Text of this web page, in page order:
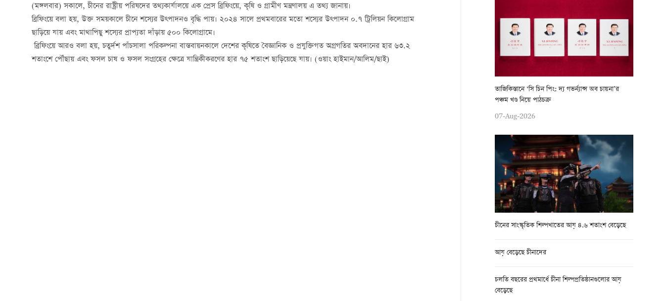
(মঙ্গলবার) সকালে, চীনের রাষ্ট্রীয় পরিষদের তথ্যকার্যালয়ে এক প্রেস ব্রিফিংয়ে, কৃষি ও গ্রামীণ মন্ত্রণালয় এ তথ্য জানায়।
ব্রিফিংয়ে বলা হয়, উক্ত সময়কালে চীনে শস্যের উত্পাদনও বৃদ্ধি পায়। ২০২৪ সালে প্রথমবারের মতো শস্যের উত্পাদন ০.৭ ট্রিলিয়ন কিলোগ্রাম
ছাড়িয়ে যায় এবং মাথাপিছু শস্যের প্রাপ্যতা দাঁড়ায় ৫০০ কিলোগ্রামে।
ব্রিফিংয়ে আরও বলা হয়, চতুর্দশ পাঁচসালা পরিকল্পনা বাস্তবায়নকালে দেশের কৃষিতে বৈজ্ঞানিক ও প্রযুক্তিগত অগ্রগতির অবদানের হার ৬৩.২
শতাংশে পৌঁছায় এবং ফসল চাষ ও ফসল সংগ্রহের ক্ষেত্রে যান্ত্রিকীকরণের হার ৭৫ শতাংশ ছাড়িয়েছে যায়। (ওয়াং হাইমান/আলিম/ছাই)
তাজিকিস্তানে ‘সি চিন পিং: দ্য গভর্ন্যান্স অব চায়না’র
পঞ্চম খণ্ড নিয়ে পাঠচক্র
07-Aug-2026
চীনের সাংস্কৃতিক শিল্পখাতের আয় ৪.৬ শতাংশ বেড়েছে
আয় বেড়েছে চীনাদের
চলতি বছরের প্রথমার্ধে চীনা শিল্পপ্রতিষ্ঠানগুলোর আয়
বেড়েছে